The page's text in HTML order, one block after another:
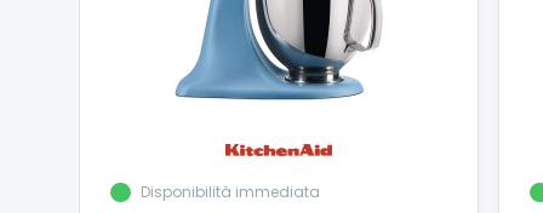
Disponibilità immediata